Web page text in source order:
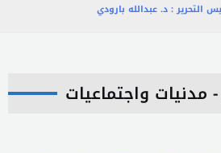
التحرير : د. عبدالله بارودي
- مدنيات واجتماعيات